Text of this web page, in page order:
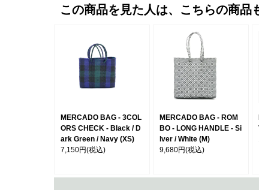
この商品を見た人は、こちらの商品
MERCADO BAG - 3COL
ORS CHECK - Black / D
ark Green / Navy (XS)
7,150円(税込)
MERCADO BAG - ROM
BO - LONG HANDLE - Si
lver / White (M)
9,680円(税込)